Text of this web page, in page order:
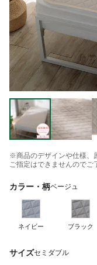
※商品のデザインや仕様、
ご指定はできませんのでご
カラー・柄ベージュ
ネイビー ブラック
サイズセミダブル